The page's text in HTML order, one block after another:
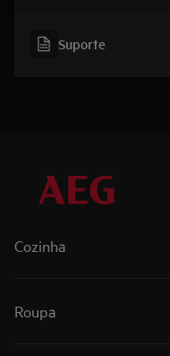
Suporte
Cozinha
Fornos
Fornos a vapor
Roupa